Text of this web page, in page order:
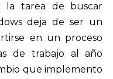
la tarea de buscar
deja de ser un
en un proceso
de trabajo al año
que implemento